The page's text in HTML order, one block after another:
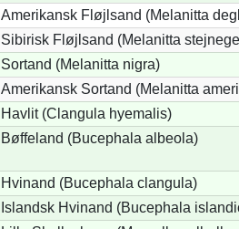
Amerikansk Fløjlsand (Melanitta
Sibirisk Fløjlsand (Melanitta
Sortand (Melanitta nigra)
Amerikansk Sortand (Melanitta
Havlit (Clangula hyemalis)
Bøffeland (Bucephala albeola)
Hvinand (Bucephala clangula)
Islandsk Hvinand (Bucephala